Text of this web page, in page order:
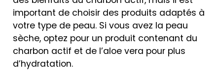
important de choisir des produits adaptés à
votre type de peau. Si vous avez la peau
sèche, optez pour un produit contenant du
charbon actif et de l’aloe vera pour plus
d’hydratation.